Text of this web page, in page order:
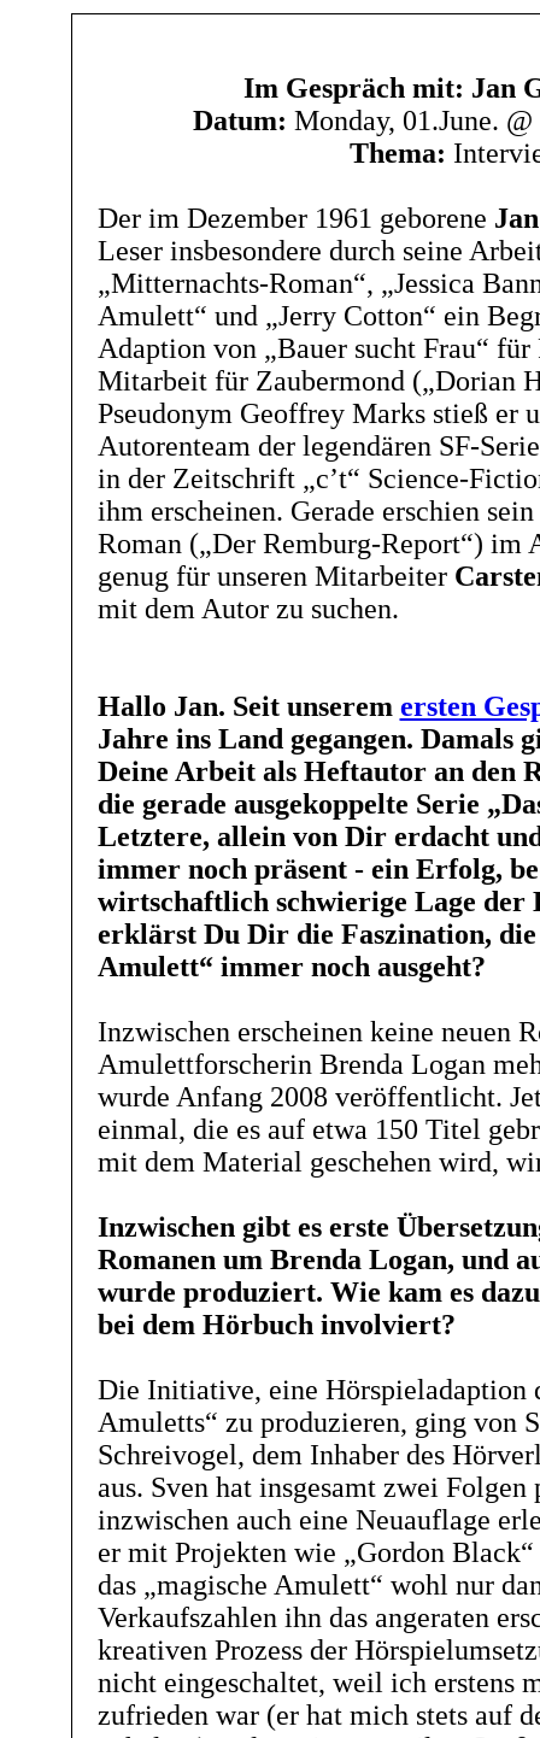
Im Gespräch mit: Jan
Datum: Monday, 01.June.
Thema:
Der im Dezember 1961 geborene
Leser insbesondere durch seine
„Mitternachts-Roman“, „Jessica
Amulett“ und „Jerry Cotton“ ein
Adaption von „Bauer sucht Frau“
Mitarbeit für Zaubermond („Dorian
Pseudonym Geoffrey Marks stieß er
Autorenteam der legendären SF-
in der Zeitschrift „c’t“ Science-
ihm erscheinen. Gerade erschien
Roman („Der Remburg-Report“) im
genug für unseren Mitarbeiter
mit dem Autor zu suchen.
Hallo Jan. Seit unserem ersten
Jahre ins Land gegangen. Damals
Deine Arbeit als Heftautor an den
die gerade ausgekoppelte Serie
Letztere, allein von Dir erdacht
immer noch präsent - ein Erfolg,
wirtschaftlich schwierige Lage der
erklärst Du Dir die Faszination, die
Amulett“ immer noch ausgeht?
Inzwischen erscheinen keine neuen
Amulettforscherin Brenda Logan
wurde Anfang 2008 veröffentlicht.
einmal, die es auf etwa 150 Titel
mit dem Material geschehen wird,
Inzwischen gibt es erste
Romanen um Brenda Logan, und
wurde produziert. Wie kam es
bei dem Hörbuch involviert?
Die Initiative, eine Hörspieladaption
Amuletts“ zu produzieren, ging von
Schreivogel, dem Inhaber des
aus. Sven hat insgesamt zwei
inzwischen auch eine Neuauflage
er mit Projekten wie „Gordon
das „magische Amulett“ wohl nur
Verkaufszahlen ihn das angeraten
kreativen Prozess der
nicht eingeschaltet, weil ich erstens
zufrieden war (er hat mich stets auf